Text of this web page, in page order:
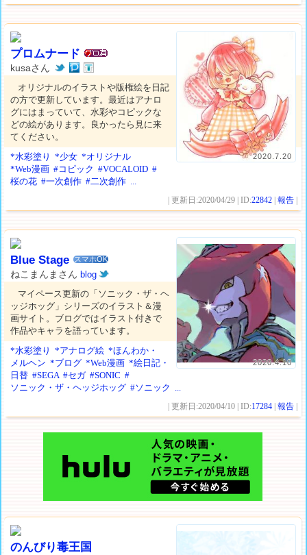
2020.7.20
プロムナード
kusaさん
オリジナルのイラストや版権絵を日記
の方で更新しています。最近はアナロ
グにはまっていて、水彩やコピックな
どの絵があります。良かったら見に来
てください。
*水彩塗り
*少女 *オリジナル
*Web漫画 #コピック #VOCALOID #
桜の花 #一次創作 #二次創作 ...
| 更新日:2020/04/29 | ID:22842 |報告
2020.4.10
Blue Stage スマホOK
ねこまんまさんblog
マイペース更新の「ソニック・ザ・ヘ
ッジホッグ」シリーズのイラスト＆漫
画サイト。ブログではイラスト付きで
作品やキャラを語っています。
*水彩塗り
*アナログ絵 *ほんわか・
メルヘン *ブログ *Web漫画 *絵日記・
日替 #SEGA #セガ #SONIC #
ソニック・ザ・ヘッジホッグ #ソニック ...
| 更新日:2020/04/10 | ID:17284 |報告
のんびり毒王国